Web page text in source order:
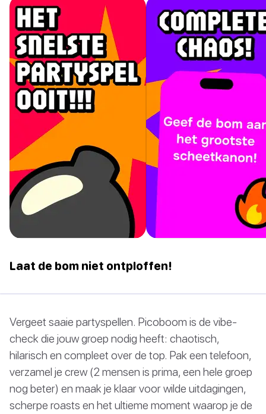
Laat de bom niet ontploffen!
Vergeet saaie partyspellen. Picoboom is de vibe-
check die jouw groep nodig heeft: chaotisch,
hilarisch en compleet over de top. Pak een telefoon,
verzamel je crew (2 mensen is prima, een hele groep
nog beter) en maak je klaar voor wilde uitdagingen,
scherpe roasts en het ultieme moment waarop je de